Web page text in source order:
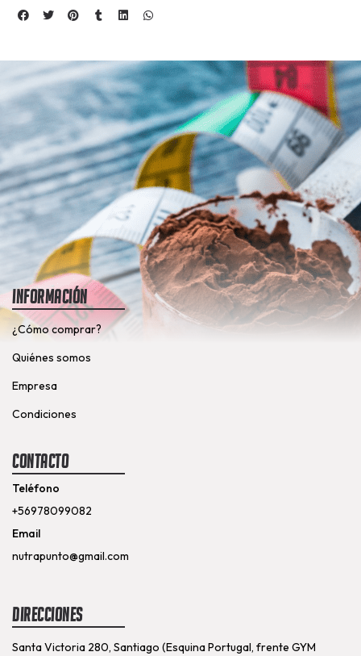
Información
¿Cómo comprar?
Quiénes somos
Empresa
Condiciones
Contacto
Teléfono
+56978099082
Email
nutrapunto@gmail.com
Direcciones
Santa Victoria 280, Santiago (Esquina Portugal, frente GYM